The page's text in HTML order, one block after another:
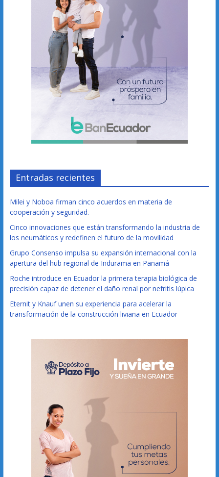
Entradas recientes
Milei y Noboa firman cinco acuerdos en materia de
cooperación y seguridad.
Cinco innovaciones que están transformando la industria de
los neumáticos y redefinen el futuro de la movilidad
Grupo Consenso impulsa su expansión internacional con la
apertura del hub regional de Indurama en Panamá
Roche introduce en Ecuador la primera terapia biológica de
precisión capaz de detener el daño renal por nefritis lúpica
Eternit y Knauf unen su experiencia para acelerar la
transformación de la construcción liviana en Ecuador